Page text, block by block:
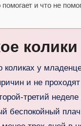
и что не
коликах у
и не
третий
беспокойный